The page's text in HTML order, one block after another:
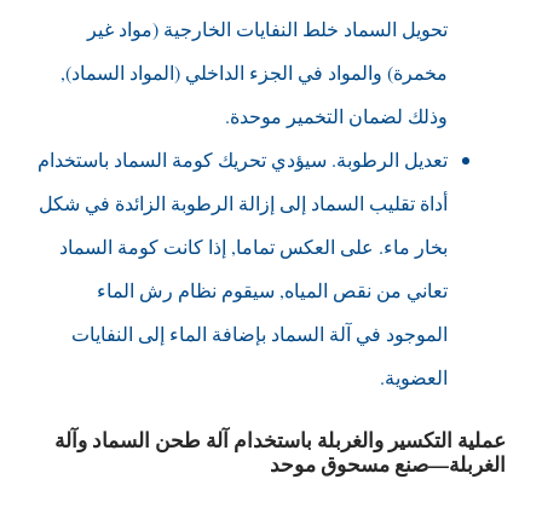
تحويل السماد خلط النفايات الخارجية (مواد غير
مخمرة) والمواد في الجزء الداخلي (المواد السماد),
وذلك لضمان التخمير موحدة.
تعديل الرطوبة. سيؤدي تحريك كومة السماد باستخدام
أداة تقليب السماد إلى إزالة الرطوبة الزائدة في شكل
بخار ماء. على العكس تماما, إذا كانت كومة السماد
تعاني من نقص المياه, سيقوم نظام رش الماء
الموجود في آلة السماد بإضافة الماء إلى النفايات
العضوية.
عملية التكسير والغربلة باستخدام آلة طحن السماد وآلة
الغربلة—صنع مسحوق موحد